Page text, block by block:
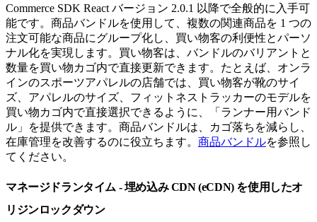
Commerce SDK React バージョン 2.0.1 以降で全般的に入手可
能です。商品バンドルを使用して、複数の関連商品を 1 つの
注文可能な商品にグループ化し、買い物客の利便性とパーソ
ナル化を実現します。買い物客は、バンドルのバリアントと
数量を買い物カゴ内で直接更新できます。たとえば、オンラ
インのスポーツアパレルの店舗では、買い物客が靴のサイ
ズ、アパレルのサイズ、フィットネストラッカーのモデルを
買い物カゴ内で直接選択できるように、「ランナー用バンド
ル」を提供できます。商品バンドルは、カゴ落ちを減らし、
在庫管理を改善するのに役立ちます。 商品バンドルを参照し
てください。
マネージドランタイム - 埋め込み CDN (eCDN) を使用したオ
リジンロックダウン